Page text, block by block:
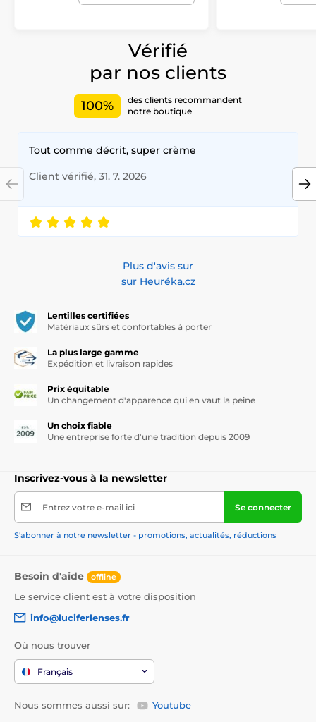
Vérifié
par nos clients
100%
des clients recommandent
notre boutique
Tout comme décrit, super crème
Client vérifié, 31. 7. 2026
Plus d'avis sur
sur Heuréka.cz
Lentilles certifiées
Matériaux sûrs et confortables à porter
La plus large gamme
Expédition et livraison rapides
Prix équitable
Un changement d'apparence qui en vaut la peine
Un choix fiable
Une entreprise forte d'une tradition depuis 2009
Inscrivez-vous à la newsletter
Entrez votre e-mail ici Se connecter
S'abonner à notre newsletter - promotions, actualités, réductions
Besoin d'aide offline
Le service client est à votre disposition
info@luciferlenses.fr
Où nous trouver
Français
Nous sommes aussi sur: Youtube